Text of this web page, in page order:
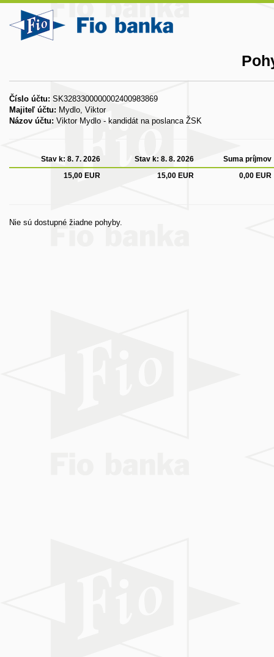
Číslo účtu: SK3283300000002400983869
Majiteľ účtu: Mydlo, Viktor
Názov účtu: Viktor Mydlo - kandidát na poslanca ŽSK
Stav k: 8. 7. 2026 Stav k: 8. 8. 2026
Suma príjmov
15,00 EUR
15,00 EUR 0,00 EUR
Nie sú dostupné žiadne pohyby.